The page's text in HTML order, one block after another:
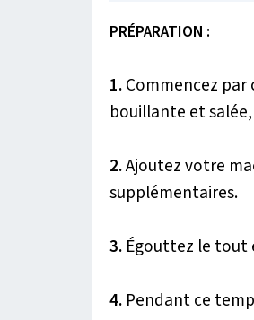
PRÉPARATION :
1.Commencez par
bouillante et
2.Ajoutez votre
supplémentaires.
3. Égouttez le tout
4. Pendant ce